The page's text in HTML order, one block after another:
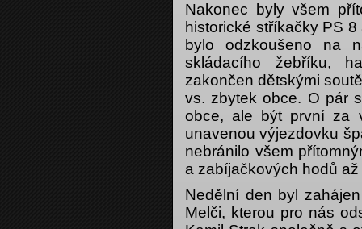
Nakonec byly všem
historické stříkačky PS
bylo odzkoušeno na
skládacího žebříku,
zakončen dětskými
vs. zbytek obce. O pár
obce, ale být první za
unavenou výjezdovku
nebránilo všem
a zabíjačkových hodů
Nedělní den byl
Melči, kterou pro nás